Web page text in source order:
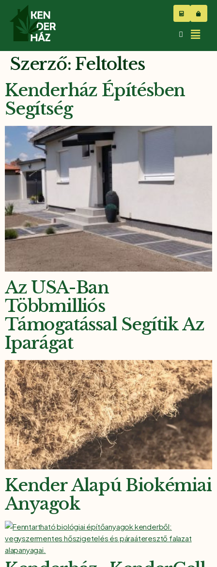
Szerző: Feltoltes
Kenderház Építésben
Segítség
Az USA-Ban
Többmilliós
Támogatással Segítik Az
Iparágat
Kender Alapú Biokémiai
Anyagok